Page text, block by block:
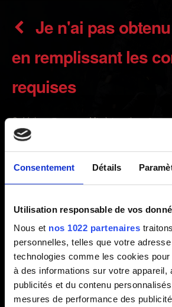
Consentement Détails
Utilisation responsable de vos
Nous et nos 1022 partenaires
personnelles, telles que votre
technologies comme les cookies
à des informations sur votre appareil,
publicités et du contenu
mesures de performance des
Je n'ai pas obtenu un succès
en remplissant les
requises
Créé il y a 7 ans Mis à jour il y a 2 ans
Veuillez noter que les succès
certain temps. Nous vous conseillons
Assurez-vous de remplir les
l'obtention du succès en question.
des ressources en ligne afin de
Si vous remplissez les conditions
le succès n'apparaît pas, essayez de
nouveau (vous aurez potentiellement
de charger un fichier de sauvegarde